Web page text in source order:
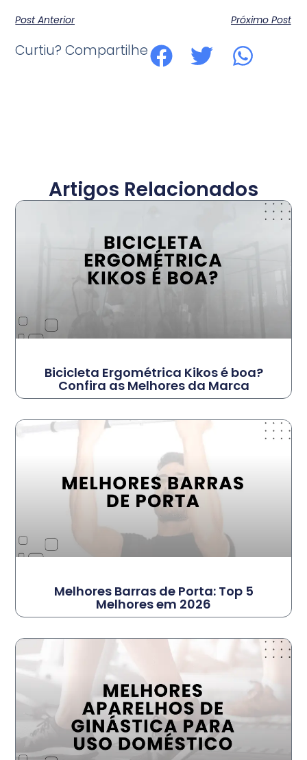
Post Anterior Próximo Post
Curtiu? Compartilhe
Artigos Relacionados
Bicicleta Ergométrica Kikos é boa?
Confira as Melhores da Marca
Melhores Barras de Porta: Top 5
Melhores em 2026